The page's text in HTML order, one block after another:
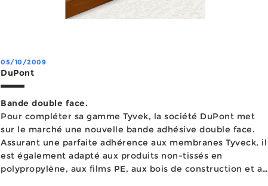
05/10/2009
DuPont
Bande double face.
Pour compléter sa gamme Tyvek, la société DuPont met
sur le marché une nouvelle bande adhésive double face.
Assurant une parfaite adhérence aux membranes Tyveck, il
est également adapté aux produits non-tissés en
polypropylène, aux films PE, aux bois de construction et au